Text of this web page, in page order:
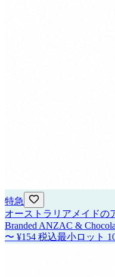
特急
オーストラリアメイドの
Branded ANZAC &
〜 ¥154 税込最小ロット